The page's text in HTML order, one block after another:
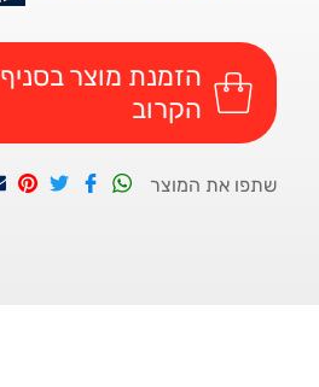
הזמנת מוצר בסניף
הקרוב
שתפו את המוצר